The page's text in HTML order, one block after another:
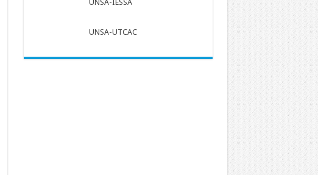
UNSA-IESSA
UNSA-UTCAC